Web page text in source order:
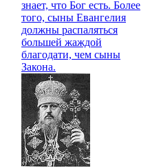
знает, что Бог есть. Более
того, сыны Евангелия
должны распаляться
большей жаждой
благодати, чем сыны
Закона.